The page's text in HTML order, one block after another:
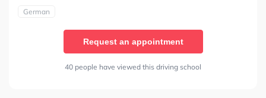
German
Request an appointment
40 people have viewed this driving school